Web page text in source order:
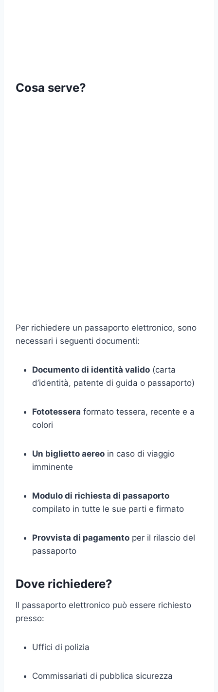
Cosa serve?
Per richiedere un passaporto elettronico, sono
necessari i seguenti documenti:
Documento di identità valido (carta
d’identità, patente di guida o passaporto)
Fototessera formato tessera, recente e a
colori
Un biglietto aereo in caso di viaggio
imminente
Modulo di richiesta di passaporto
compilato in tutte le sue parti e firmato
Provvista di pagamento per il rilascio del
passaporto
Dove richiedere?
Il passaporto elettronico può essere richiesto
presso:
Uffici di polizia
Commissariati di pubblica sicurezza